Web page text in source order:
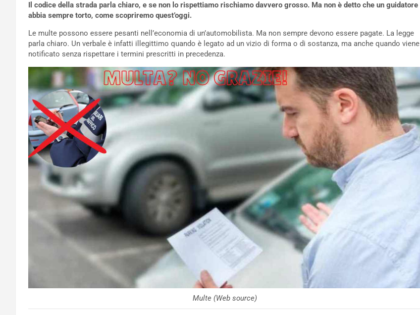
Il codice della strada parla chiaro, e se non lo rispettiamo rischiamo davvero grosso. Ma non è detto che un guidatore
abbia sempre torto, come scopriremo quest’oggi.
Le multe possono essere pesanti nell’economia di un’automobilista. Ma non sempre devono essere pagate. La legge
parla chiaro. Un verbale è infatti illegittimo quando è legato ad un vizio di forma o di sostanza, ma anche quando viene
notificato senza rispettare i termini prescritti in precedenza.
Multe (Web source)